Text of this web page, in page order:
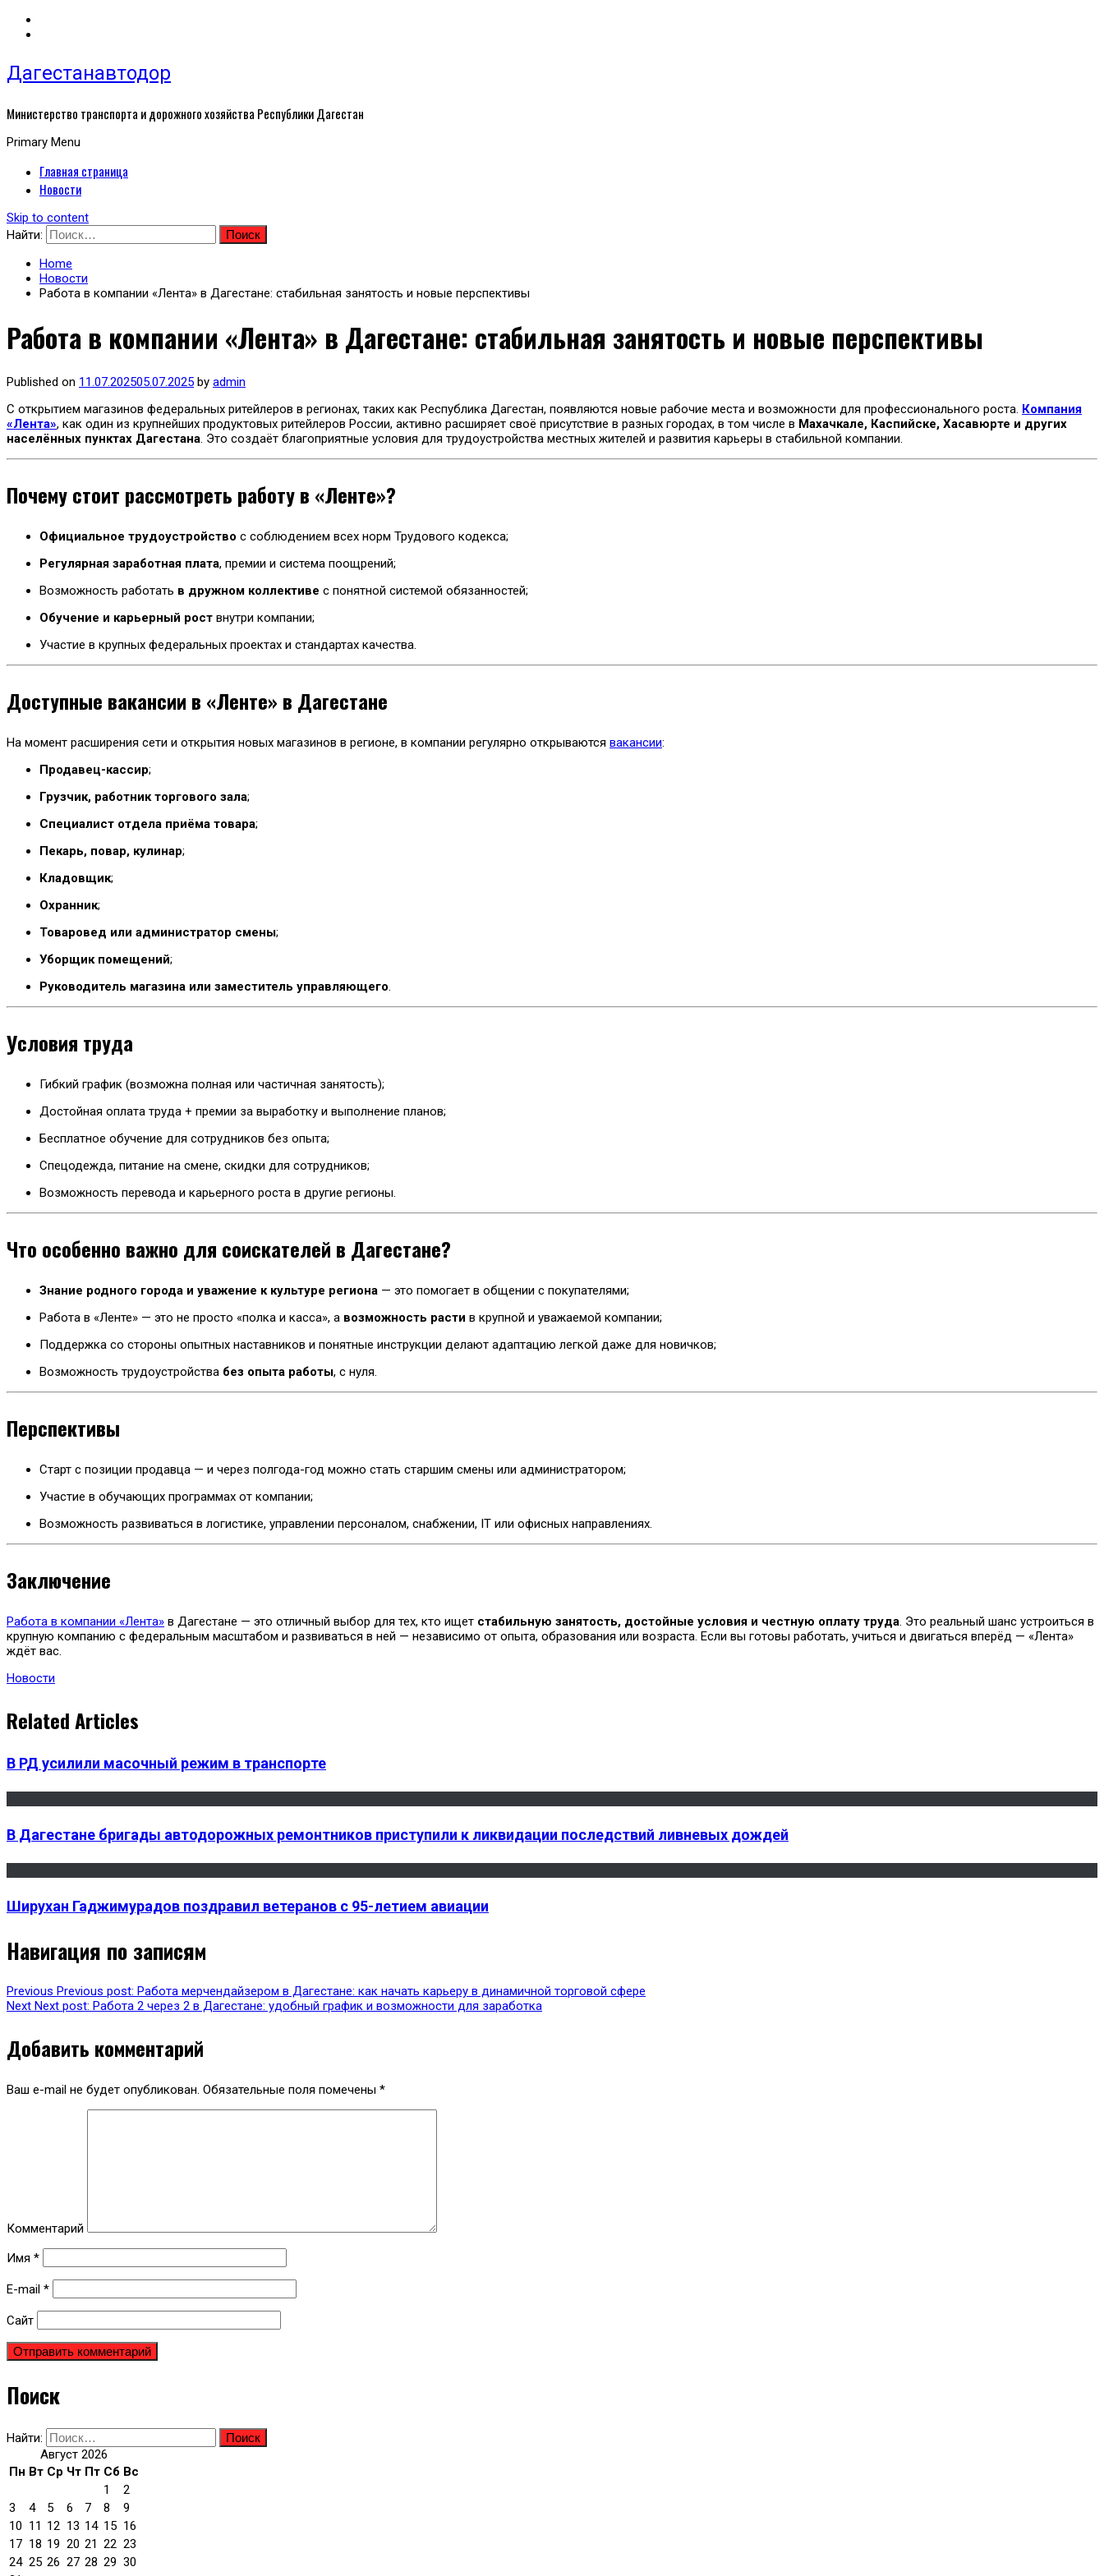
Дагестанавтодор
Министерство транспорта и дорожного хозяйства Республики Дагестан
Primary Menu
Главная страница
Новости
Skip to content
Найти:
Home
Новости
Работа в компании «Лента» в Дагестане: стабильная занятость и новые перспективы
Работа в компании «Лента» в Дагестане: стабильная занятость и новые перспективы
Published on 11.07.202505.07.2025 by admin
С открытием магазинов федеральных ритейлеров в регионах, таких как Республика Дагестан, появляются новые рабочие места и возможности для профессионального роста. Компания
«Лента», как один из крупнейших продуктовых ритейлеров России, активно расширяет своё присутствие в разных городах, в том числе в Махачкале, Каспийске, Хасавюрте и других
населённых пунктах Дагестана. Это создаёт благоприятные условия для трудоустройства местных жителей и развития карьеры в стабильной компании.
Почему стоит рассмотреть работу в «Ленте»?
Официальное трудоустройство с соблюдением всех норм Трудового кодекса;
Регулярная заработная плата, премии и система поощрений;
Возможность работать в дружном коллективе с понятной системой обязанностей;
Обучение и карьерный рост внутри компании;
Участие в крупных федеральных проектах и стандартах качества.
Доступные вакансии в «Ленте» в Дагестане
На момент расширения сети и открытия новых магазинов в регионе, в компании регулярно открываются вакансии:
Продавец-кассир;
Грузчик, работник торгового зала;
Специалист отдела приёма товара;
Пекарь, повар, кулинар;
Кладовщик;
Охранник;
Товаровед или администратор смены;
Уборщик помещений;
Руководитель магазина или заместитель управляющего.
Условия труда
Гибкий график (возможна полная или частичная занятость);
Достойная оплата труда + премии за выработку и выполнение планов;
Бесплатное обучение для сотрудников без опыта;
Спецодежда, питание на смене, скидки для сотрудников;
Возможность перевода и карьерного роста в другие регионы.
Что особенно важно для соискателей в Дагестане?
Знание родного города и уважение к культуре региона — это помогает в общении с покупателями;
Работа в «Ленте» — это не просто «полка и касса», а возможность расти в крупной и уважаемой компании;
Поддержка со стороны опытных наставников и понятные инструкции делают адаптацию легкой даже для новичков;
Возможность трудоустройства без опыта работы, с нуля.
Перспективы
Старт с позиции продавца — и через полгода-год можно стать старшим смены или администратором;
Участие в обучающих программах от компании;
Возможность развиваться в логистике, управлении персоналом, снабжении, IT или офисных направлениях.
Заключение
Работа в компании «Лента» в Дагестане — это отличный выбор для тех, кто ищет стабильную занятость, достойные условия и честную оплату труда. Это реальный шанс устроиться в
крупную компанию с федеральным масштабом и развиваться в ней — независимо от опыта, образования или возраста. Если вы готовы работать, учиться и двигаться вперёд — «Лента»
ждёт вас.
Новости
Related Articles
В РД усилили масочный режим в транспорте
В Дагестане бригады автодорожных ремонтников приступили к ликвидации последствий ливневых дождей
Ширухан Гаджимурадов поздравил ветеранов с 95-летием авиации
Навигация по записям
Previous Previous post: Работа мерчендайзером в Дагестане: как начать карьеру в динамичной торговой сфере
Next Next post: Работа 2 через 2 в Дагестане: удобный график и возможности для заработка
Добавить комментарий
Ваш e-mail не будет опубликован. Обязательные поля помечены *
Комментарий
Имя *
E-mail *
Сайт
Поиск
Найти:
Август 2026
Пн Вт Ср Чт Пт Сб Вс
1
2
3
4 5 6 7 8
9
10 11 12 13 14 15 16
17 18 19 20 21 22 23
24 25 26 27 28 29 30